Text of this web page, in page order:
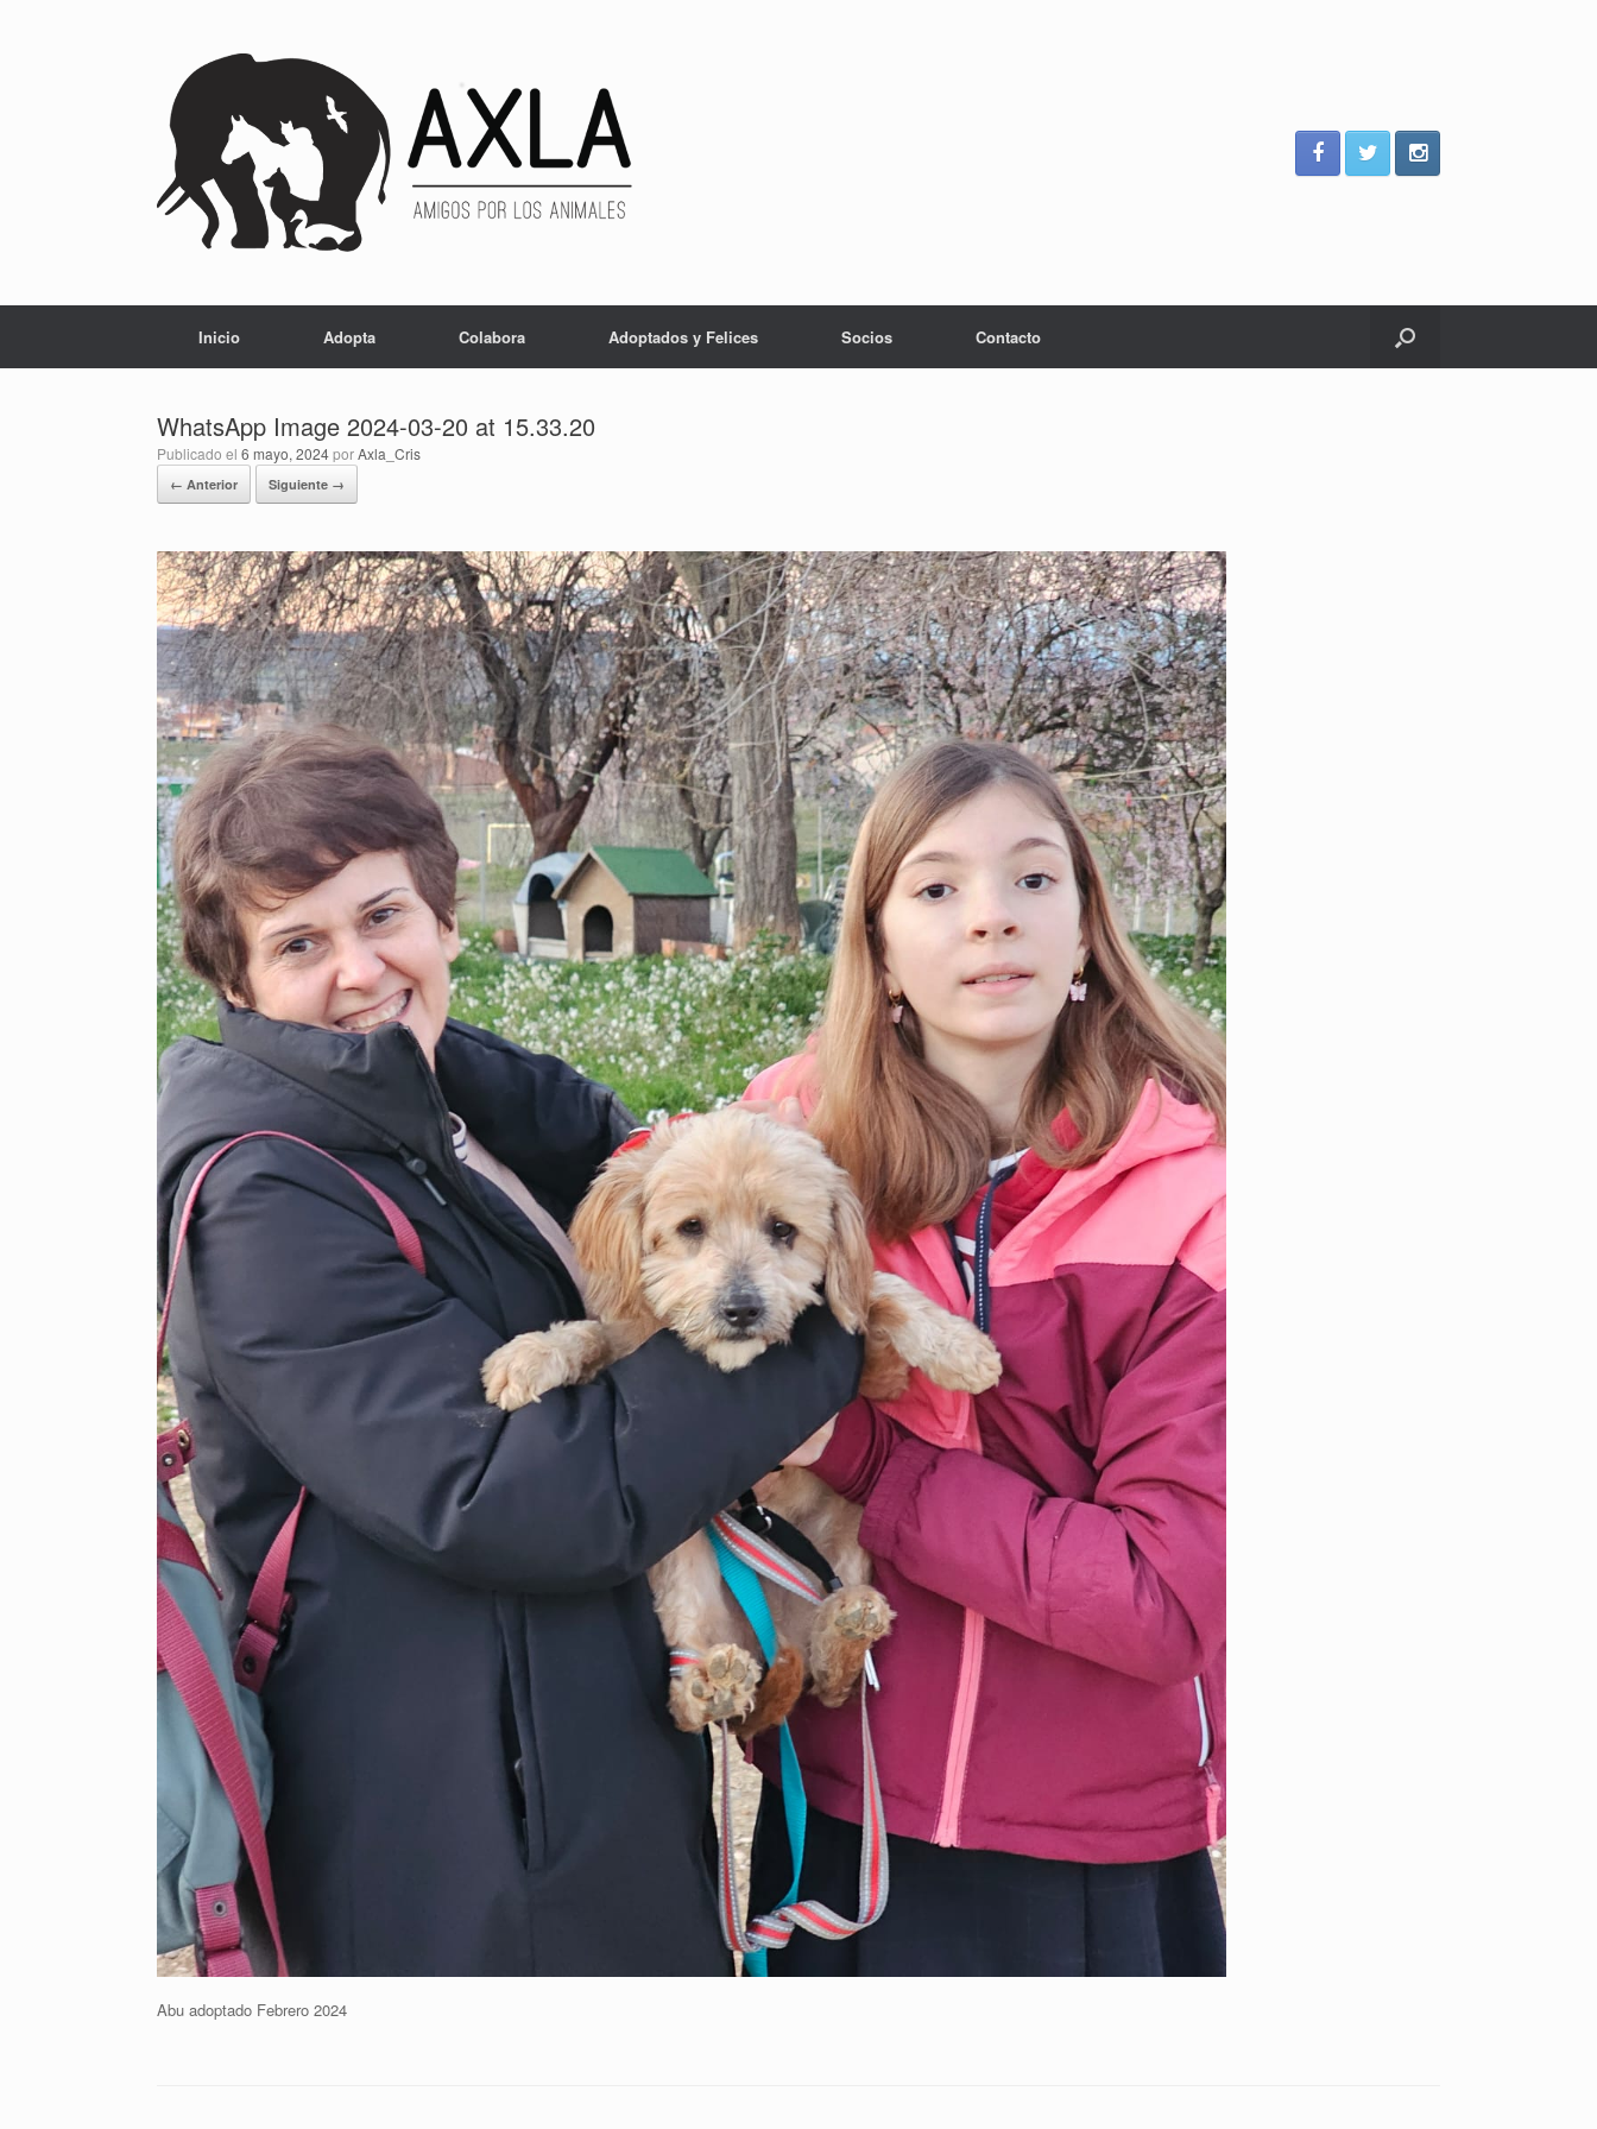
Inicio Adopta Colabora Adoptados y Felices Socios Contacto
WhatsApp Image 2024-03-20 at 15.33.20
Publicado el 6 mayo, 2024porAxla_Cris
← Anterior Siguiente →
Abu adoptado Febrero 2024